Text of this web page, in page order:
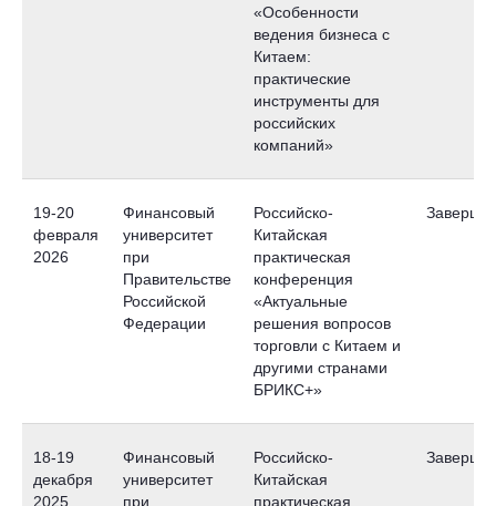
«Особенности
ведения бизнеса с
Китаем:
практические
инструменты для
российских
компаний»
19-20
февраля
2026
Финансовый
университет
при
Правительстве
Российской
Федерации
Российско-
Китайская
практическая
конференция
«Актуальные
решения вопросов
торговли с Китаем и
другими странами
БРИКС+»
18-19
декабря
2025
Финансовый
университет
при
Российско-
Китайская
практическая